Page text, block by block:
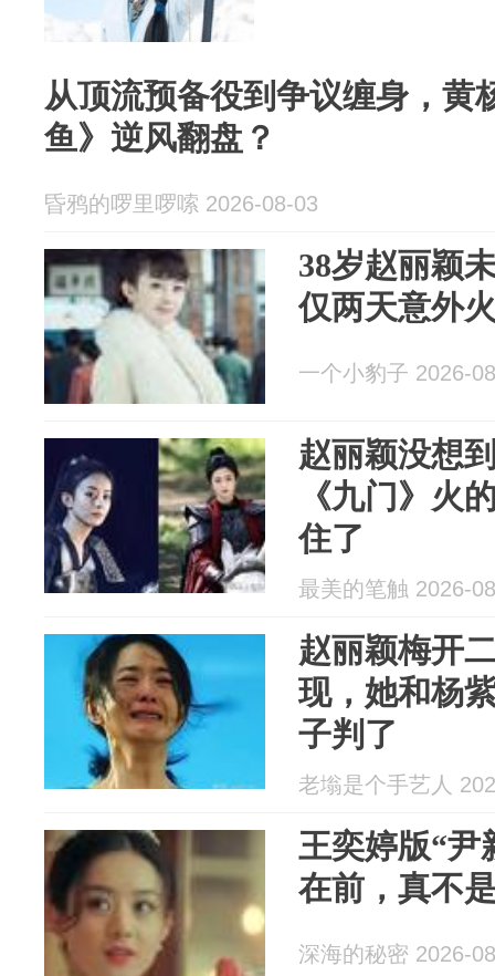
从顶流预备役到争议缠身，黄
鱼》逆风翻盘？
昏鸦的啰里啰嗦 2026-08-03
38岁赵丽颖
仅两天意外
一个小豹子 2026-
赵丽颖没想
《九门》火
住了
最美的笔触 2026-
赵丽颖梅开
现，她和杨
子判了
老塕是个手艺人
王奕婷版“尹
在前，真不
深海的秘密 2026-